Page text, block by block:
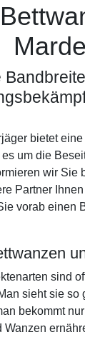
bietet
um die
wir Sie
Partner
vorab einen
sind
sieht sie so
bekommt
Wanzen